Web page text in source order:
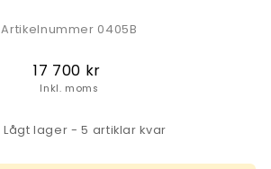
Artikelnummer 0405B
Ordinarie
pris
17 700 kr
Inkl. moms
Lågt lager - 5 artiklar kvar